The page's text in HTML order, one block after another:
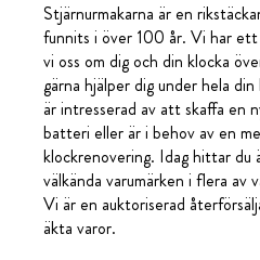
Stjärnurmakarna är en
funnits i över 100 år. Vi har
vi oss om dig och din klocka
gärna hjälper dig under hela
är intresserad av att skaffa en
batteri eller är i behov av en
klockrenovering. Idag hittar du
välkända varumärken i flera av
Vi är en auktoriserad
äkta varor.